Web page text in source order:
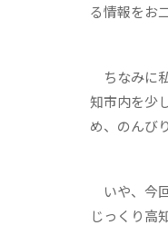
る情報をお
ちなみに
知市内を少
め、のんび
いや、今
じっくり高